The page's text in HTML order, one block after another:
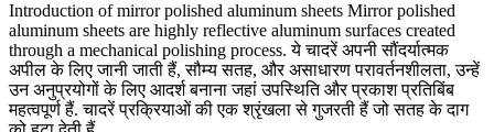
Introduction of mirror polished aluminum sheets Mirror polished
aluminum sheets are highly reflective aluminum surfaces created
through a mechanical polishing process. ये चादरें अपनी सौंदर्यात्मक
अपील के लिए जानी जाती हैं, सौम्य सतह, और असाधारण परावर्तनशीलता, उन्हें
उन अनुप्रयोगों के लिए आदर्श बनाना जहां उपस्थिति और प्रकाश प्रतिबिंब
महत्वपूर्ण हैं. चादरें प्रक्रियाओं की एक श्रृंखला से गुजरती हैं जो सतह के दाग